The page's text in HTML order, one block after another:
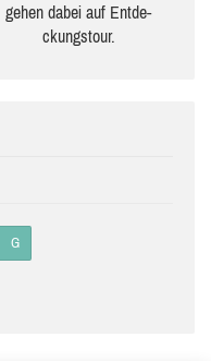
gehen dabei auf Ent­de­
ckungs­tour.
G